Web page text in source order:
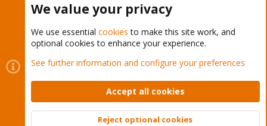
The Proxmox team works very hard to make sure you are
running the best software and getting stable updates and
security enhancements, as well as quick enterprise support.
Tens of thousands of happy customers have a Proxmox
subscription. Get yours easily in our online shop.
Buy now!
We value your privacy
We use essential cookies to make this site work, and
optional cookies to enhance your experience.
See further information and configure your preferences
Accept all cookies
Reject optional cookies